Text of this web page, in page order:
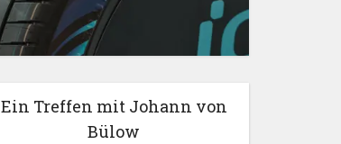
Ein Treffen mit Johann von
Bülow